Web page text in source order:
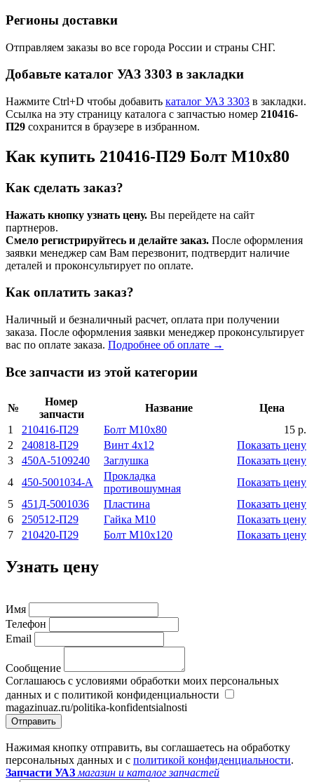
Регионы доставки
Отправляем заказы во все города России и страны СНГ.
Добавьте каталог УАЗ 3303 в закладки
Нажмите Ctrl+D чтобы добавить каталог УАЗ 3303 в закладки.
Ссылка на эту страницу каталога с запчастью номер 210416-
П29 сохранится в браузере в избранном.
Как купить 210416-П29 Болт M10x80
Как сделать заказ?
Нажать кнопку узнать цену. Вы перейдете на сайт
партнеров.
Смело регистрируйтесь и делайте заказ. После оформления
заявки менеджер сам Вам перезвонит, подтвердит наличие
деталей и проконсультирует по оплате.
Как оплатить заказ?
Наличный и безналичный расчет, оплата при получении
заказа. После оформления заявки менеджер проконсультирует
вас по оплате заказа. Подробнее об оплате →
Все запчасти из этой категории
№
Номер
запчасти
Название
Цена
1
210416-П29 Болт M10x80
15 р.
2
240818-П29 Винт 4x12
Показать цену
3
450А-5109240 Заглушка
Показать цену
4
450-5001034-А
Прокладка
противошумная
Показать цену
5
451Д-5001036 Пластина
Показать цену
6
250512-П29 Гайка М10
Показать цену
7
210420-П29 Болт М10х120 Показать цену
Узнать цену
Имя
Телефон
Email
Сообщение
Соглашаюсь с условиями обработки моих персональных
данных и с политикой конфиденциальности
magazinuaz.ru/politika-konfidentsialnosti
Отправить
Нажимая кнопку отправить, вы соглашаетесь на обработку
персональных данных и с политикой конфиденциальности.
Запчасти УАЗ магазин и каталог запчастей